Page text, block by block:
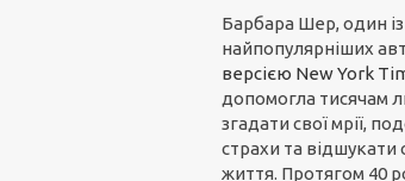
Барбара Шер, один із
найпопулярніших
версією New York
допомогла тисячам
згадати свої мрії,
страхи та відшукати
життя. Протягом 40